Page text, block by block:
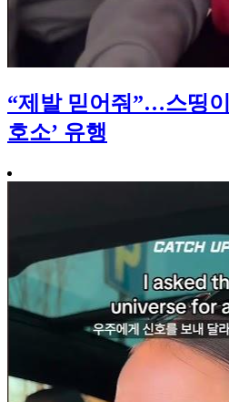
“제발 믿어줘”…스띵
호소’ 유행